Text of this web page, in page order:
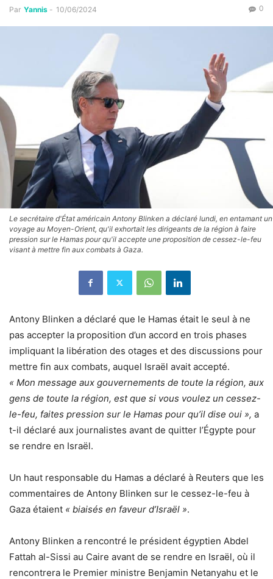
Par Yannis - 10/06/2024 0
Le secrétaire d'État américain Antony Blinken a déclaré lundi, en entamant un
voyage au Moyen-Orient, qu'il exhortait les dirigeants de la région à faire
pression sur le Hamas pour qu'il accepte une proposition de cessez-le-feu
visant à mettre fin aux combats à Gaza.
Antony Blinken a déclaré que le Hamas était le seul à ne
pas accepter la proposition d’un accord en trois phases
impliquant la libération des otages et des discussions pour
mettre fin aux combats, auquel Israël avait accepté.
« Mon message aux gouvernements de toute la région, aux
gens de toute la région, est que si vous voulez un cessez-
le-feu, faites pression sur le Hamas pour qu’il dise oui », a
t-il déclaré aux journalistes avant de quitter l’Égypte pour
se rendre en Israël.
Un haut responsable du Hamas a déclaré à Reuters que les
commentaires de Antony Blinken sur le cessez-le-feu à
Gaza étaient « biaisés en faveur d’Israël ».
Antony Blinken a rencontré le président égyptien Abdel
Fattah al-Sissi au Caire avant de se rendre en Israël, où il
rencontrera le Premier ministre Benjamin Netanyahu et le